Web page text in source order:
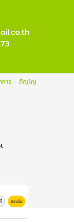
าการ - ภิญโญ
ยอมรับ